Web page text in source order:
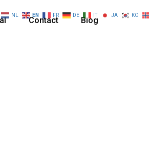
Contact Blog
NL EN FR DE IT JA KO